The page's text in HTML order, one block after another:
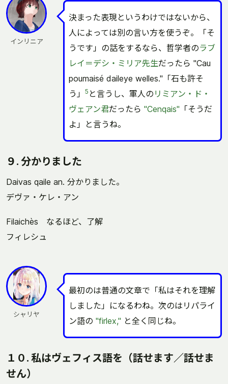
インリニア
決まった表現というわけではないから、
人によっては別の言い方を使うぞ。「そ
うです」の話をするなら、哲学者のラブ
レイ＝デシ・ミリア先生だったら "Cau
poumaisé daileye welles."「石も許そ
う」
5 と言うし、軍人の リミアン・ド・
ヴェアン君だったら "Cenqais" 「そうだ
よ」と言うね。
９. 分かりました
Daivas qaile an. 分かりました。
デヴァ・ケレ・アン
Filaichès なるほど、了解
フィレシュ
シャリヤ
最初のは普通の文章で「私はそれを理解
しました」になるわね。次のはリパライ
ン語の "firlex," と全く同じね。
１０. 私はヴェフィス語を（話せます／話せま
せん）